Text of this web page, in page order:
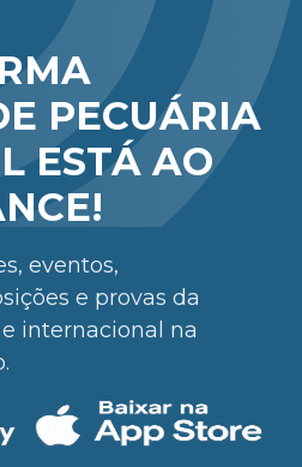
PECUÁRIA
ESTÁ AO
eventos,
e provas da
internacional na